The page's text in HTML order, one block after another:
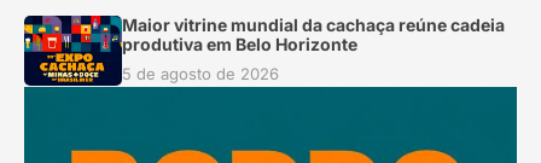
Maior vitrine mundial da cachaça reúne cadeia
produtiva em Belo Horizonte
5 de agosto de 2026